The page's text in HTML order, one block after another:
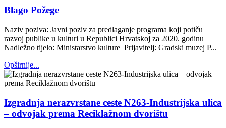
Blago Požege
Naziv poziva: Javni poziv za predlaganje programa koji potiču
razvoj publike u kulturi u Republici Hrvatskoj za 2020. godinu
Nadležno tijelo: Ministarstvo kulture Prijavitelj: Gradski muzej P...
Opširnije...
Izgradnja nerazvrstane ceste N263-Industrijska ulica
– odvojak prema Reciklažnom dvorištu